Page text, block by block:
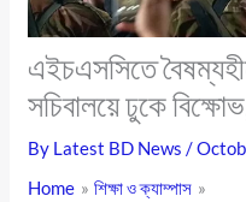
এইচএসসিতে
সচিবালয়ে ঢুকে
By Latest BD News/
Home
শিক্ষা ও ক্যাম্পাস